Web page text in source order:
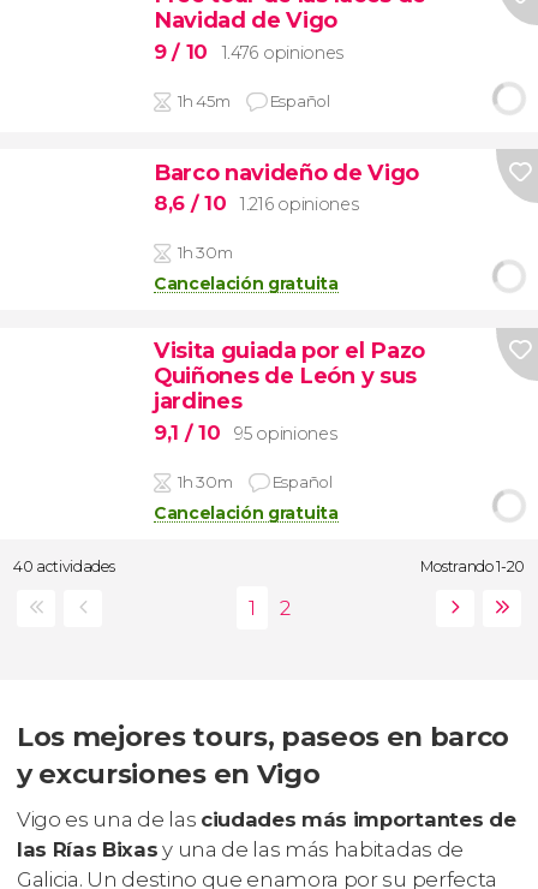
Navidad de Vigo
9/ 10 1.476 opiniones
1h 45m Español
Barco navideño de Vigo
8,6 / 10 1.216 opiniones
1h 30m
Cancelación gratuita
Visita guiada por el Pazo
Quiñones de León y sus
jardines
9,1 / 10 95 opiniones
1h 30m Español
Cancelación gratuita
40 actividades Mostrando 1-20
Los mejores tours, paseos en barco
y excursiones en Vigo
Vigo es una de las ciudades más importantes de
las Rías Bixas y una de las más habitadas de
Galicia. Un destino que enamora por su perfecta